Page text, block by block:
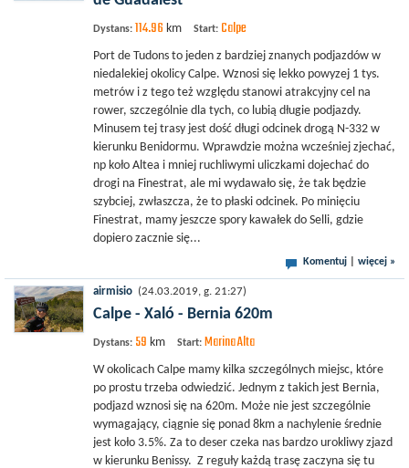
Dystans: 114.96 km Start: Calpe
Port de Tudons to jeden z bardziej znanych podjazdów w
niedalekiej okolicy Calpe. Wznosi się lekko powyzej 1 tys.
metrów i z tego też względu stanowi atrakcyjny cel na
rower, szczególnie dla tych, co lubią długie podjazdy.
Minusem tej trasy jest dość długi odcinek drogą N-332 w
kierunku Benidormu. Wprawdzie można wcześniej zjechać,
np koło Altea i mniej ruchliwymi uliczkami dojechać do
drogi na Finestrat, ale mi wydawało się, że tak będzie
szybciej, zwłaszcza, że to płaski odcinek. Po minięciu
Finestrat, mamy jeszcze spory kawałek do Selli, gdzie
dopiero zacznie się...
Komentuj więcej »
airmisio (24.03.2019, g. 21:27)
Calpe - Xaló - Bernia 620m
Dystans: 59 km Start: Marina Alta
W okolicach Calpe mamy kilka szczególnych miejsc, które
po prostu trzeba odwiedzić. Jednym z takich jest Bernia,
podjazd wznosi się na 620m. Może nie jest szczególnie
wymagający, ciągnie się ponad 8km a nachylenie średnie
jest koło 3.5%. Za to deser czeka nas bardzo urokliwy zjazd
w kierunku Benissy. Z reguły każdą trasę zaczyna się tu